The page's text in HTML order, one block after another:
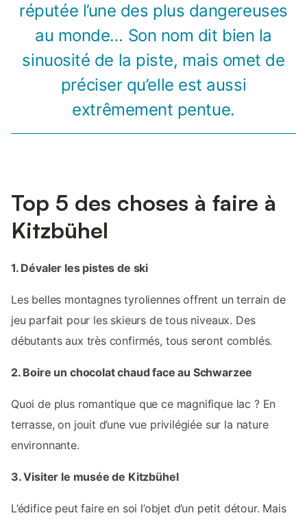
réputée l’une des plus dangereuses
au monde… Son nom dit bien la
sinuosité de la piste, mais omet de
préciser qu’elle est aussi
extrêmement pentue.
Top 5 des choses à faire à
Kitzbühel
1. Dévaler les pistes de ski
Les belles montagnes tyroliennes offrent un terrain de
jeu parfait pour les skieurs de tous niveaux. Des
débutants aux très confirmés, tous seront comblés.
2. Boire un chocolat chaud face au Schwarzee
Quoi de plus romantique que ce magnifique lac ? En
terrasse, on jouit d’une vue privilégiée sur la nature
environnante.
3. Visiter le musée de Kitzbühel
L’édifice peut faire en soi l’objet d’un petit détour. Mais